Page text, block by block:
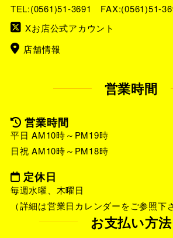
TEL:(0561)51-3691
FAX:(0561)51-
Xお店公式アカウント
店舗情報
営業時間
営業時間
平日 AM10時～PM19時
日祝 AM10時～PM18時
定休日
毎週水曜、木曜日
（詳細は営業日カレンダーをご参照下
お支払い方法